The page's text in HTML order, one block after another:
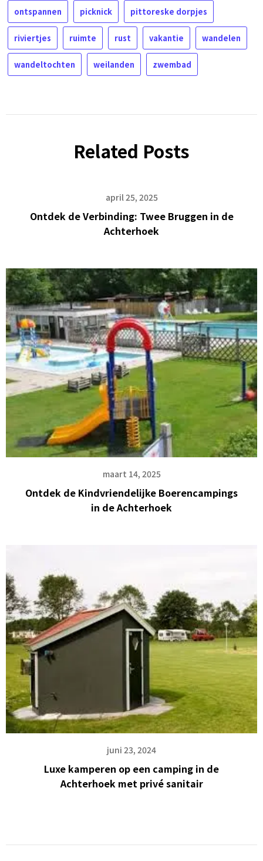
ontspannen picknick pittoreske dorpjes
riviertjes ruimte rust vakantie wandelen
wandeltochten weilanden zwembad
Related Posts
april 25, 2025
Ontdek de Verbinding: Twee Bruggen in de
Achterhoek
maart 14, 2025
Ontdek de Kindvriendelijke Boerencampings
in de Achterhoek
juni 23, 2024
Luxe kamperen op een camping in de
Achterhoek met privé sanitair